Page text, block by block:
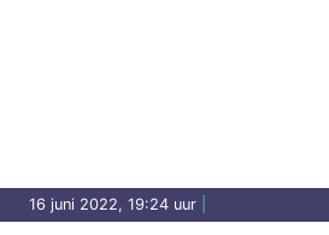
16 juni 2022, 19:24 uur